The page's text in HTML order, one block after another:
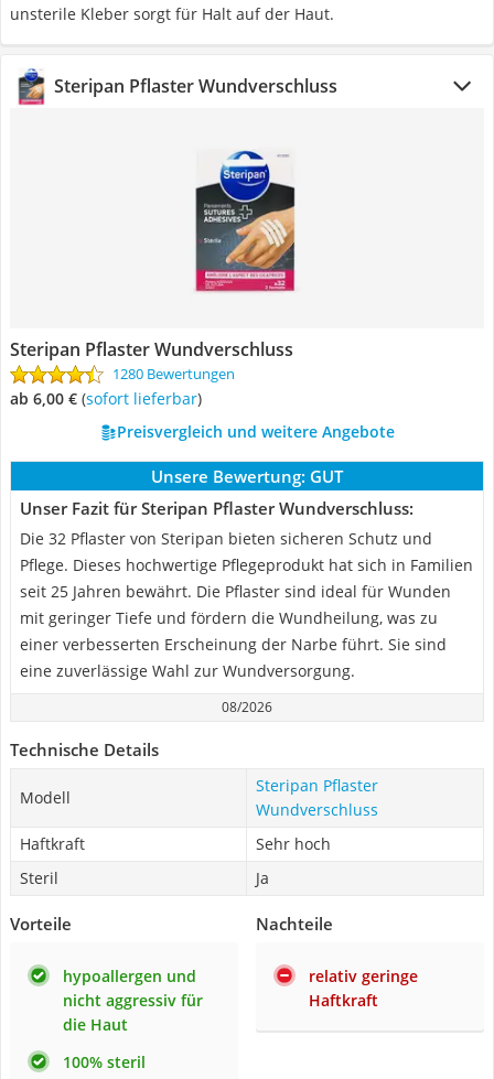
unsterile Kleber sorgt für Halt auf der Haut.
Steripan Pflaster Wundverschluss
Steripan Pflaster Wundverschluss
1280 Bewertungen
ab 6,00 € ( Sofort lieferbar)
Preisvergleich und weitere Angebote
Unsere Bewertung: GUT
Unser Fazit für Steripan Pflaster Wundverschluss:
Die 32 Pflaster von Steripan bieten sicheren Schutz und
Pflege. Dieses hochwertige Pflegeprodukt hat sich in Familien
seit 25 Jahren bewährt. Die Pflaster sind ideal für Wunden
mit geringer Tiefe und fördern die Wundheilung, was zu
einer verbesserten Erscheinung der Narbe führt. Sie sind
eine zuverlässige Wahl zur Wundversorgung.
08/2026
Technische Details
Modell
Steripan Pflaster
Wundverschluss
Haftkraft
Sehr hoch
Steril
Ja
Vorteile
hypoallergen und
nicht aggressiv für
die Haut
100% steril
Nachteile
relativ geringe
Haftkraft